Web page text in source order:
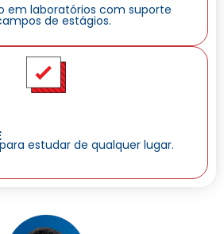
em laboratórios com suporte
de estágios.
estudar de qualquer lugar.